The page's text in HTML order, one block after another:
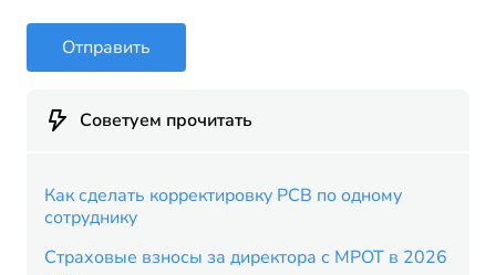
Отправить
Советуем прочитать
Как сделать корректировку РСВ по одному
сотруднику
Страховые взносы за директора с МРОТ в 2026